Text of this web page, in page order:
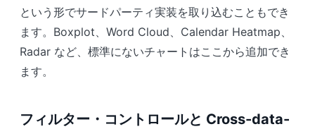
という形でサードパーティ実装を取り込むこともでき
ます。Boxplot、Word Cloud、Calendar Heatmap、
Radar など、標準にないチャートはここから追加でき
ます。
フィルター・コントロールと Cross-data-